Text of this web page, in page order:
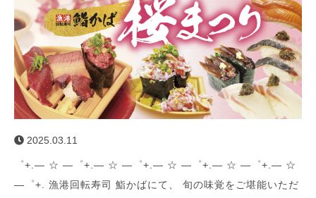
2025.03.11
゜+.― ☆ ―゜+.― ☆ ―゜+.― ☆ ―゜+.― ☆ ―゜+.― ☆
―゜+. 漁港回転寿司 鮨かばにて、 旬の味覚をご堪能いただ